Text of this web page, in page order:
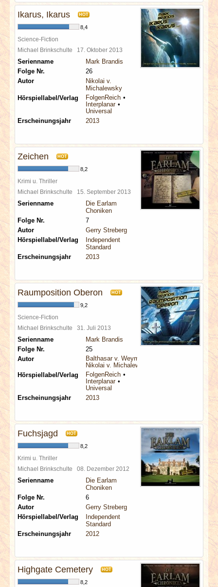
Ikarus, Ikarus HOT
8,4
Science-Fiction
Michael Brinkschulte 17. Oktober 2013
Serienname
Mark Brandis
Folge Nr.
26
Autor
Nikolai v.
Michalewsky
Hörspiellabel/Verlag
FolgenReich
Interplanar
Universal
Erscheinungsjahr
2013
Zeichen HOT
8,2
Krimi u. Thriller
Michael Brinkschulte 15. September 2013
Serienname
Die Earlam
Choniken
Folge Nr.
7
Autor
Gerry Streberg
Hörspiellabel/Verlag
Independent
Standard
Erscheinungsjahr
2013
Raumposition Oberon HOT
9,2
Science-Fiction
Michael Brinkschulte 31. Juli 2013
Serienname
Mark Brandis
Folge Nr.
25
Autor
Balthasar v. Weymarn
Nikolai v. Michalewsky
Hörspiellabel/Verlag
FolgenReich
Interplanar
Universal
Erscheinungsjahr
2013
Fuchsjagd HOT
8,2
Krimi u. Thriller
Michael Brinkschulte 08. Dezember 2012
Serienname
Die Earlam
Choniken
Folge Nr.
6
Autor
Gerry Streberg
Hörspiellabel/Verlag
Independent
Standard
Erscheinungsjahr
2012
Highgate Cemetery HOT
8,2